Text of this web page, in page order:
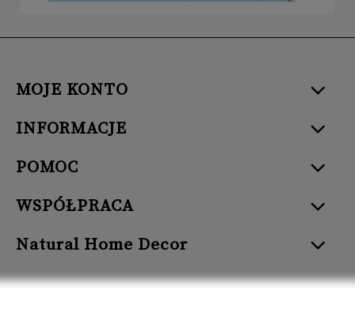
MOJE KONTO
INFORMACJE
POMOC
WSPÓŁPRACA
Natural Home Decor